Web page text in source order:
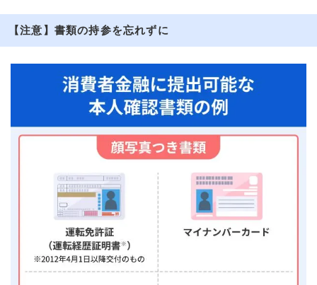
【注意】書類の持参を忘れずに